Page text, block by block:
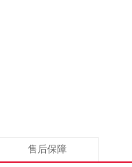
售后保障